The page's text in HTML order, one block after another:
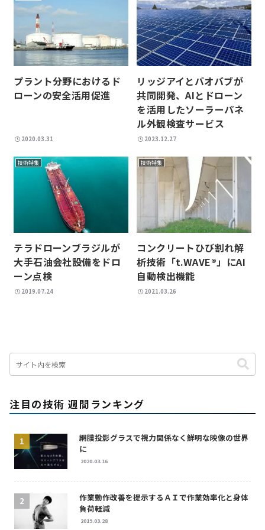
プラント分野におけるド
ローンの安全活用促進
2020.03.31
リッジアイとバオバブが
共同開発、AIとドローン
を活用したソーラーパネ
ル外観検査サービス
2023.12.27
技術特集
テラドローンブラジルが
大手石油会社設備をドロ
ーン点検
2019.07.24
技術特集
コンクリートひび割れ解
析技術「t.WAVE®」にAI
自動検出機能
2021.03.26
注目の技術 週間ランキング
網膜投影グラスで視力関係なく鮮明な映像の世界
に
2020.03.16
作業動作改善を提示するＡＩで作業効率化と身体
負荷軽減
2019.03.28